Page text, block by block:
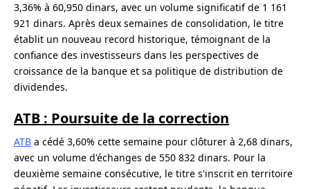
3,36% à 60,950 dinars, avec un volume significatif de 1 161
921 dinars. Après deux semaines de consolidation, le titre
établit un nouveau record historique, témoignant de la
confiance des investisseurs dans les perspectives de
croissance de la banque et sa politique de distribution de
dividendes.
ATB : Poursuite de la correction
ATB a cédé 3,60% cette semaine pour clôturer à 2,68 dinars,
avec un volume d'échanges de 550 832 dinars. Pour la
deuxième semaine consécutive, le titre s'inscrit en territoire